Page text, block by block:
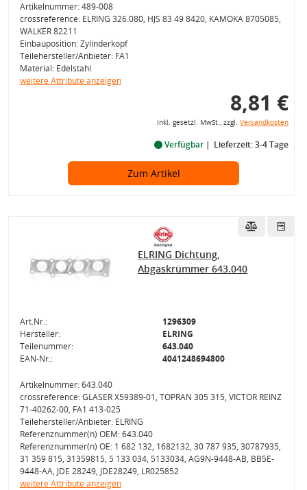
Artikelnummer: 489-008
crossreference: ELRING 326.080, HJS 83 49 8420, KAMOKA 8705085,
WALKER 82211
Einbauposition: Zylinderkopf
Teilehersteller/Anbieter: FA1
Material: Edelstahl
weitere Attribute anzeigen
8,81 €
inkl. gesetzl. MwSt., zzgl. Versandkosten
Verfügbar Lieferzeit: 3-4 Tage
Zum Artikel
ELRING Dichtung,
Abgaskrümmer 643.040
Art.Nr.:
1296309
Hersteller:
ELRING
Teilenummer:
643.040
EAN-Nr.:
4041248694800
Artikelnummer: 643.040
crossreference: GLASER X59389-01, TOPRAN 305 315, VICTOR REINZ
71-40262-00, FA1 413-025
Teilehersteller/Anbieter: ELRING
Referenznummer(n) OEM: 643.040
Referenznummer(n) OE: 1 682 132, 1682132, 30 787 935, 30787935,
31 359 815, 31359815, 5 133 034, 5133034, AG9N-9448-AB, BB5E-
9448-AA, JDE 28249, JDE28249, LR025852
weitere Attribute anzeigen